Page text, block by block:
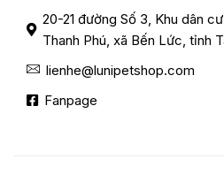
20-21 đường Số 3, Khu dân
Thanh Phú, xã Bến Lức, tỉnh
lienhe@lunipetshop.com
Fanpage